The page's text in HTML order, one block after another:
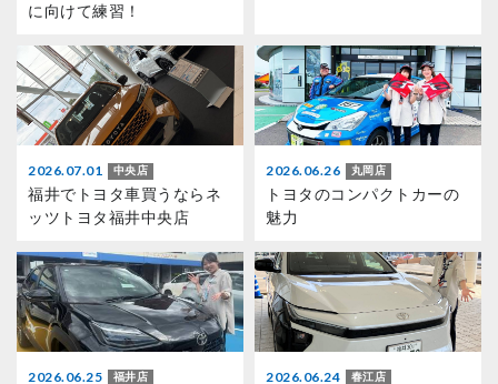
に向けて練習！
2026.07.01 中央店
福井でトヨタ車買うならネ
ッツトヨタ福井中央店
2026.06.26 丸岡店
トヨタのコンパクトカーの
魅力
2026.06.25 福井店 2026.06.24 春江店